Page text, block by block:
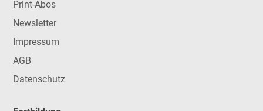
Print-Abos
Newsletter
Impressum
AGB
Datenschutz